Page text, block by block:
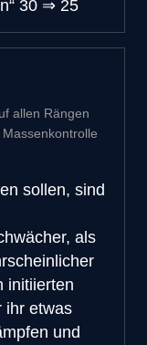
30 ⇒ 25
allen Rängen
sollen, sind
als
initiierten
ihr etwas
und